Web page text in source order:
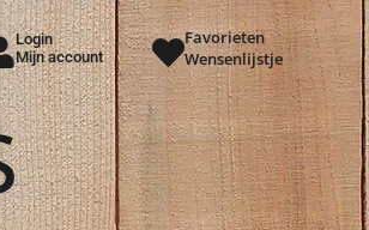
Login
Mijn account
Favorieten
Wensenlijstje